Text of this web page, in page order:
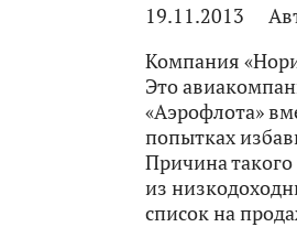
19.11.2013
Компания
Это
«Аэрофлота»
попытках
Причина
из
список на